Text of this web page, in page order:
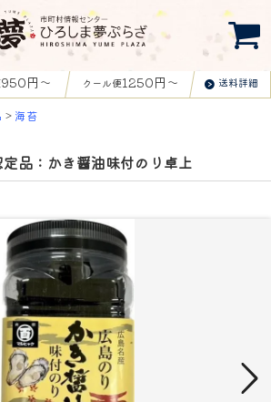
950円〜 クール便1250円〜 送料詳細
> 海苔
品：かき醤油味付のり卓上